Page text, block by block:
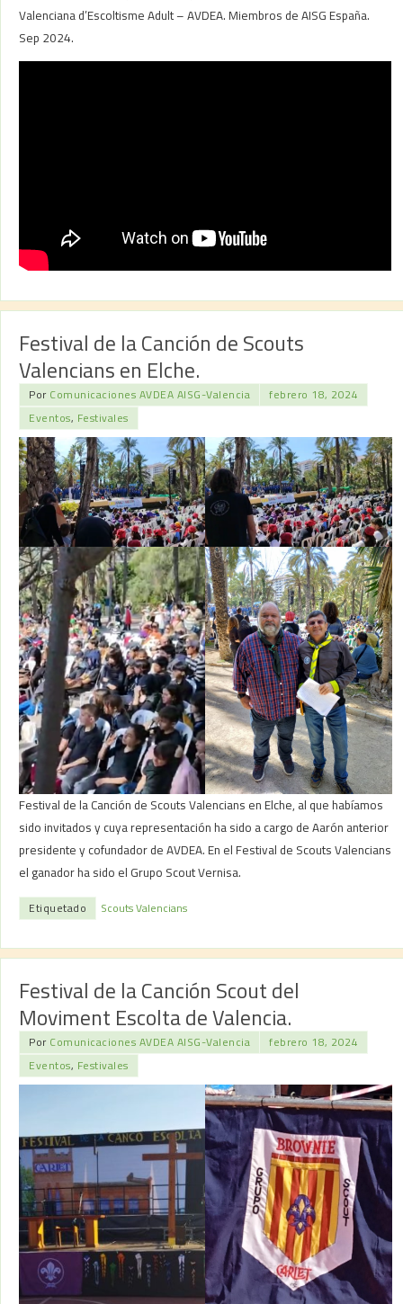
Valenciana d’Escoltisme Adult – AVDEA. Miembros de AISG España.
Sep 2024.
Festival de la Canción de Scouts
Valencians en Elche.
Por Comunicaciones AVDEA AISG-Valencia
febrero 18, 2024
Eventos, Festivales
Festival de la Canción de Scouts Valencians en Elche, al que habíamos
sido invitados y cuya representación ha sido a cargo de Aarón anterior
presidente y cofundador de AVDEA. En el Festival de Scouts Valencians
el ganador ha sido el Grupo Scout Vernisa.
Etiquetado Scouts Valencians
Festival de la Canción Scout del
Moviment Escolta de Valencia.
Por Comunicaciones AVDEA AISG-Valencia
febrero 18, 2024
Eventos, Festivales